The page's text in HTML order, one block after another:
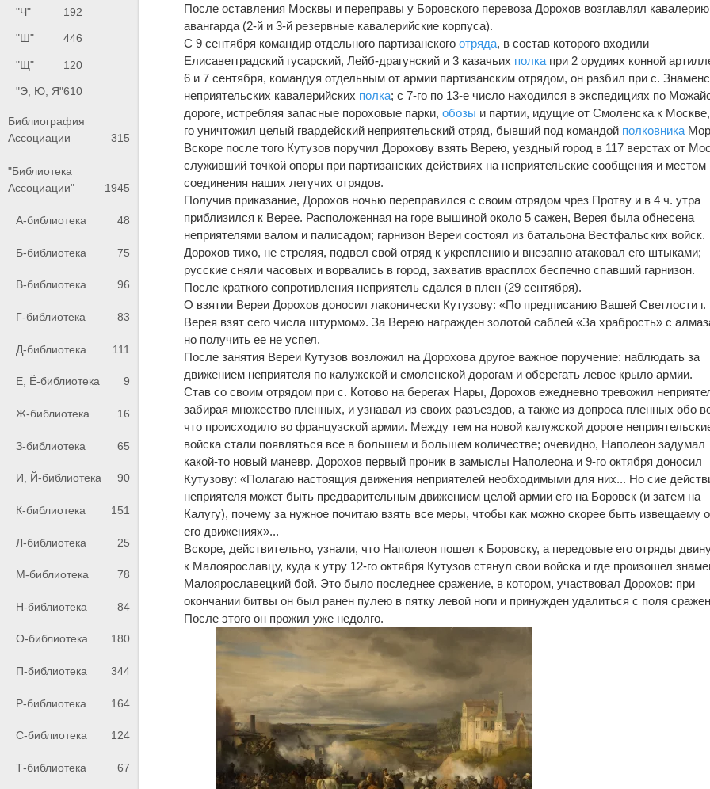
"Ч" 192
"Ш" 446
"Щ" 120
"Э, Ю, Я"610
Библиография
Ассоциации
315
"Библиотека
Ассоциации"
1945
А-библиотека 48
Б-библиотека 75
В-библиотека 96
Г-библиотека 83
Д-библиотека 111
Е, Ё-библиотека 9
Ж-библиотека 16
З-библиотека 65
И, Й-библиотека 90
К-библиотека 151
Л-библиотека 25
М-библиотека 78
Н-библиотека 84
О-библиотека 180
П-библиотека 344
Р-библиотека 164
С-библиотека 124
Т-библиотека 67
После оставления Москвы и переправы у Боровского перевоза Дорохов возглавлял кавалерию
авангарда (2-й и 3-й резервные кавалерийские корпуса).
С 9 сентября командир отдельного партизанскогоотряда, в состав которого входили
Елисаветградский гусарский, Лейб-драгунский и 3 казачьих полка при 2 орудиях конной
6 и 7 сентября, командуя отдельным от армии партизанским отрядом, он разбил при с.
неприятельских кавалерийских полка; с 7-го по 13-е число находился в экспедициях по
дороге, истребляя запасные пороховые парки,обозы и партии, идущие от Смоленска к
го уничтожил целый гвардейский неприятельский отряд, бывший под командой полковника
Вскоре после того Кутузов поручил Дорохову взять Верею, уездный город в 117 верстах от
служивший точкой опоры при партизанских действиях на неприятельские сообщения и местом
соединения наших летучих отрядов.
Получив приказание, Дорохов ночью переправился с своим отрядом чрез Протву и в 4 ч. утра
приблизился к Верее. Расположенная на горе вышиной около 5 сажен, Верея была обнесена
неприятелями валом и палисадом; гарнизон Вереи состоял из батальона Вестфальских войск.
Дорохов тихо, не стреляя, подвел свой отряд к укреплению и внезапно атаковал его штыками;
русские сняли часовых и ворвались в город, захватив врасплох беспечно спавший гарнизон.
После краткого сопротивления неприятель сдался в плен (29 сентября).
О взятии Вереи Дорохов доносил лаконически Кутузову: «По предписанию Вашей Светлости г.
Верея взят сего числа штурмом». За Верею награжден золотой саблей «За храбрость» с
но получить ее не успел.
После занятия Вереи Кутузов возложил на Дорохова другое важное поручение: наблюдать за
движением неприятеля по калужской и смоленской дорогам и оберегать левое крыло армии.
Став со своим отрядом при с. Котово на берегах Нары, Дорохов ежедневно тревожил
забирая множество пленных, и узнавал из своих разъездов, а также из допроса пленных обо
что происходило во французской армии. Между тем на новой калужской дороге
войска стали появляться все в большем и большем количестве; очевидно, Наполеон задумал
какой-то новый маневр. Дорохов первый проник в замыслы Наполеона и 9-го октября доносил
Кутузову: «Полагаю настоящия движения неприятелей необходимыми для них... Но сие
неприятеля может быть предварительным движением целой армии его на Боровск (и затем на
Калугу), почему за нужное почитаю взять все меры, чтобы как можно скорее быть извещаему
его движениях»...
Вскоре, действительно, узнали, что Наполеон пошел к Боровску, а передовые его отряды
к Малоярославцу, куда к утру 12-го октября Кутузов стянул свои войска и где произошел
Малоярославецкий бой. Это было последнее сражение, в котором, участвовал Дорохов: при
окончании битвы он был ранен пулею в пятку левой ноги и принужден удалиться с поля
После этого он прожил уже недолго.